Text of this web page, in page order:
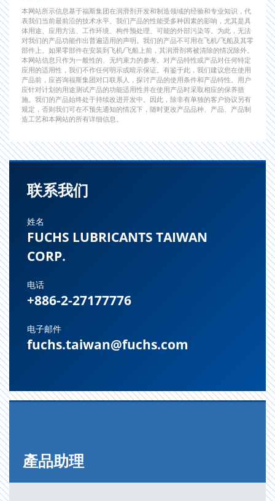
本网站所示信息基于福斯集团在润滑剂开发和制造领域的经验和专业知识，代
表我们当前最前沿的技术水平。我们产品的性能受多种因素的影响，尤其是具
体用途、应用方法、工作环境、构件预处理、可能的外部污染等。为此，无法
对我们的产品功能作出普遍适用的声明。我们的产品不可用在飞机/飞船及其零
部件上。如果零部件在安装到飞机/飞船上前，其润滑剂将被清除的情况除外。
本网站信息只作为一般性的、无约束力的参考。对产品特性或产品对任何特定
应用的适用性，我们不作任何明示或暗示保证。有鉴于此，我们建议您在使用
产品前，应咨询福斯集团对口联系人，探讨产品的使用条件和产品特性。用户
应针对计划的用途测试产品的功能适用性并在使用产品时采取相应的保养措
施。我们的产品始终处于持续改进开发中。因此，除非有单独的客户协议另有
规定，否则我们可在不预先通知的情况下，随时更改产品品种、产品、产品制
造工艺和本网站的所有详细信息。
联系我们
姓名
FUCHS LUBRICANTS TAIWAN
CORP.
电话
+886-2-27177776
电子邮件
fuchs.taiwan@fuchs.com
產品助理